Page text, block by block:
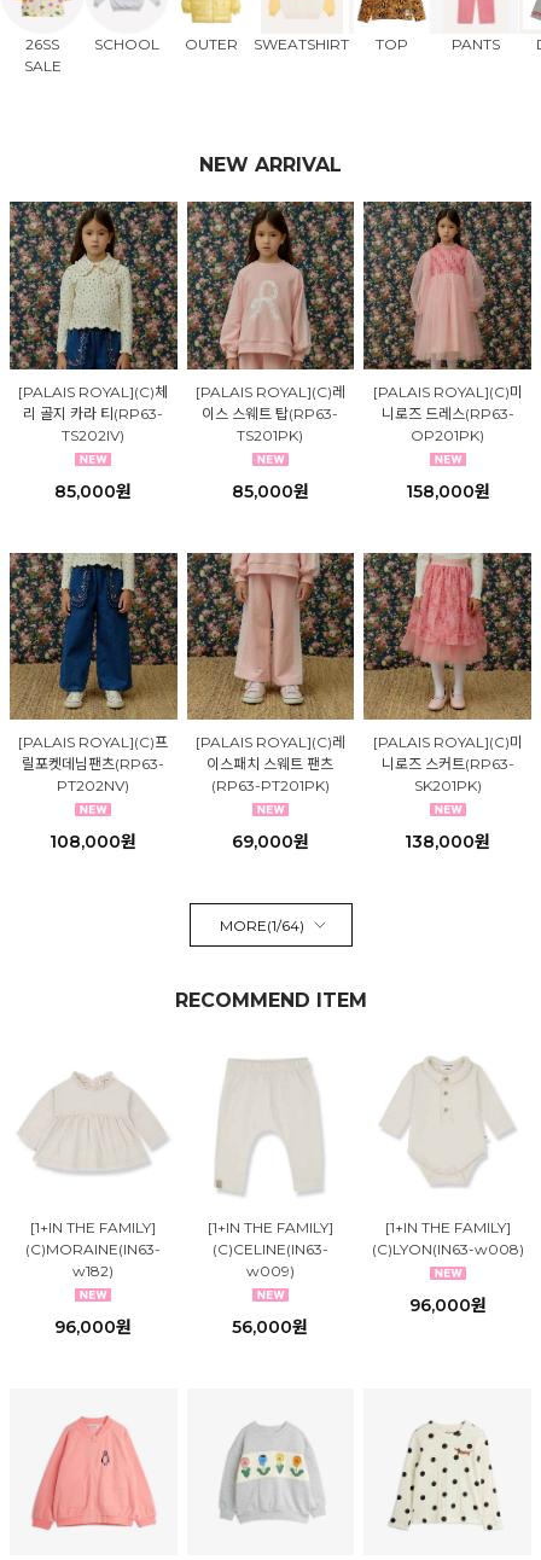
26SS
SALE
SCHOOL OUTER SWEATSHIRT TOP PANTS
NEW ARRIVAL
[PALAIS ROYAL](C)체
리 골지 카라 티(RP63-
TS202IV)
85,000원
[PALAIS ROYAL](C)레
이스 스웨트 탑(RP63-
TS201PK)
85,000원
[PALAIS ROYAL](C)미
니로즈 드레스(RP63-
OP201PK)
158,000원
[PALAIS ROYAL](C)프
릴포켓데님팬츠(RP63-
PT202NV)
108,000원
[PALAIS ROYAL](C)레
이스패치 스웨트 팬츠
(RP63-PT201PK)
69,000원
[PALAIS ROYAL](C)미
니로즈 스커트(RP63-
SK201PK)
138,000원
MORE(1/64)
RECOMMEND ITEM
[1+IN THE FAMILY]
(C)MORAINE(IN63-
w182)
96,000원
[1+IN THE FAMILY]
(C)CELINE(IN63-
w009)
56,000원
[1+IN THE FAMILY]
(C)LYON(IN63-w008)
96,000원